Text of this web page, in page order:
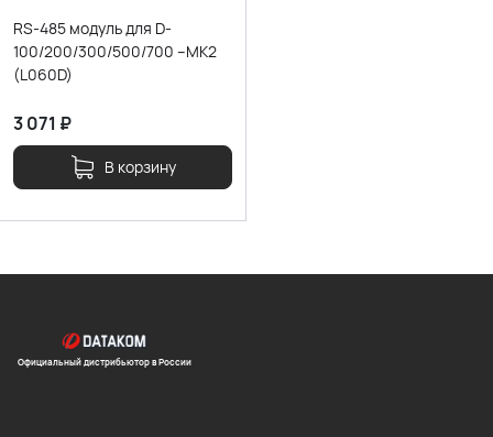
RS-485 модуль для D-
100/200/300/500/700 –MK2
(L060D)
3 071 ₽
В корзину
Официальный дистрибьютор в России